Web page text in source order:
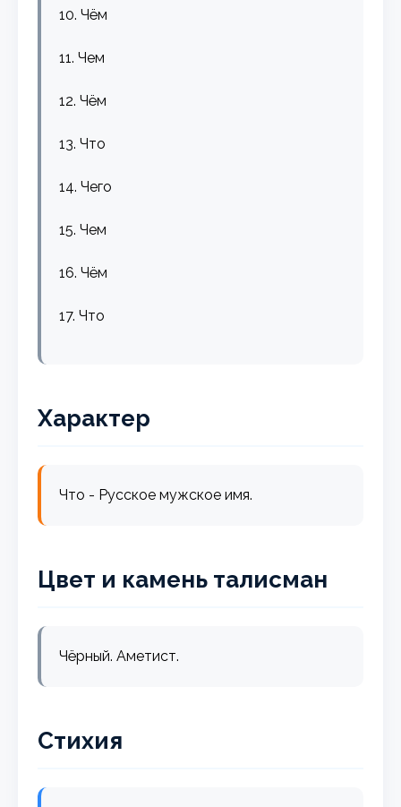
10. Чём
11. Чем
12. Чём
13. Что
14. Чего
15. Чем
16. Чём
17. Что
Характер
Что - Русское мужское имя.
Цвет и камень талисман
Чёрный. Аметист.
Стихия